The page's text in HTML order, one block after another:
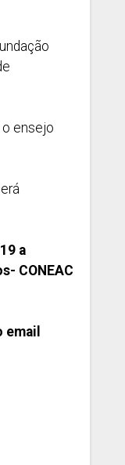
ensejo
a
CONEAC